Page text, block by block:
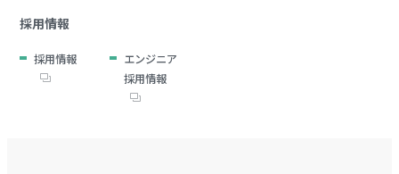
採用情報
採用情報
エンジニア
採用情報